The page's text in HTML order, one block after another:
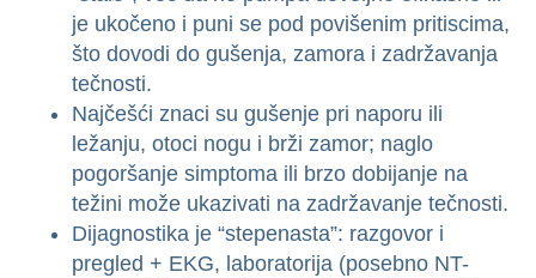
je ukočeno i puni se pod povišenim pritiscima,
što dovodi do gušenja, zamora i zadržavanja
tečnosti.
Najčešći znaci su gušenje pri naporu ili
ležanju, otoci nogu i brži zamor; naglo
pogoršanje simptoma ili brzo dobijanje na
težini može ukazivati na zadržavanje tečnosti.
Dijagnostika je “stepenasta”: razgovor i
pregled + EKG, laboratorija (posebno NT-